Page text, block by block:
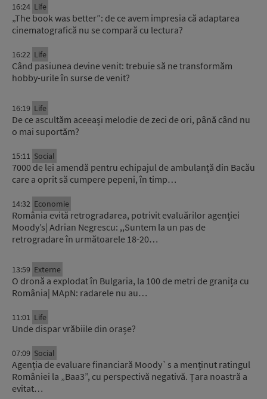
16:24 Life
„The book was better”: de ce avem impresia că adaptarea
cinematografică nu se compară cu lectura?
16:22 Life
Când pasiunea devine venit: trebuie să ne transformăm
hobby-urile în surse de venit?
16:19 Life
De ce ascultăm aceeași melodie de zeci de ori, până când nu
o mai suportăm?
15:11 Social
7000 de lei amendă pentru echipajul de ambulanță din Bacău
care a oprit să cumpere pepeni, în timp…
14:32 Economie
România evită retrogradarea, potrivit evaluărilor agenției
Moody’s| Adrian Negrescu: ,,Suntem la un pas de
retrogradare în următoarele 18-20…
13:59 Externe
O dronă a explodat în Bulgaria, la 100 de metri de granița cu
România| MApN: radarele nu au…
11:01 Life
Unde dispar vrăbiile din orașe?
07:09 Social
Agenția de evaluare financiară Moody`s a menținut ratingul
României la „Baa3”, cu perspectivă negativă. Țara noastră a
evitat…